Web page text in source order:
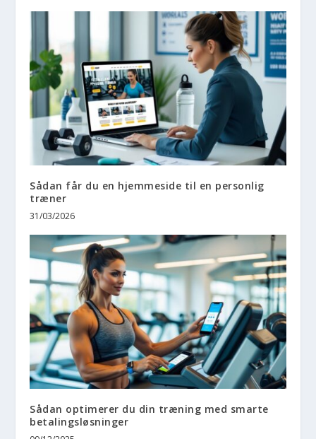
Sådan får du en hjemmeside til en personlig
træner
31/03/2026
Sådan optimerer du din træning med smarte
betalingsløsninger